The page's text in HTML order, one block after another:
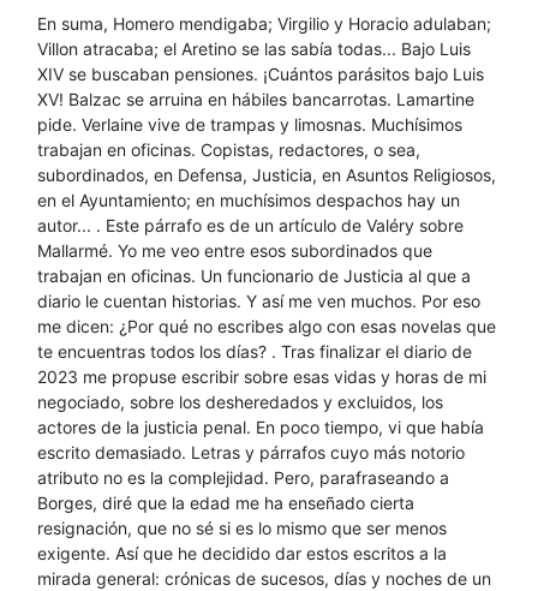
En suma, Homero mendigaba; Virgilio y Horacio adulaban;
Villon atracaba; el Aretino se las sabía todas... Bajo Luis
XIV se buscaban pensiones. ¡Cuántos parásitos bajo Luis
XV! Balzac se arruina en hábiles bancarrotas. Lamartine
pide. Verlaine vive de trampas y limosnas. Muchísimos
trabajan en oficinas. Copistas, redactores, o sea,
subordinados, en Defensa, Justicia, en Asuntos Religiosos,
en el Ayuntamiento; en muchísimos despachos hay un
autor... . Este párrafo es de un artículo de Valéry sobre
Mallarmé. Yo me veo entre esos subordinados que
trabajan en oficinas. Un funcionario de Justicia al que a
diario le cuentan historias. Y así me ven muchos. Por eso
me dicen: ¿Por qué no escribes algo con esas novelas que
te encuentras todos los días? . Tras finalizar el diario de
2023 me propuse escribir sobre esas vidas y horas de mi
negociado, sobre los desheredados y excluidos, los
actores de la justicia penal. En poco tiempo, vi que había
escrito demasiado. Letras y párrafos cuyo más notorio
atributo no es la complejidad. Pero, parafraseando a
Borges, diré que la edad me ha enseñado cierta
resignación, que no sé si es lo mismo que ser menos
exigente. Así que he decidido dar estos escritos a la
mirada general: crónicas de sucesos, días y noches de un